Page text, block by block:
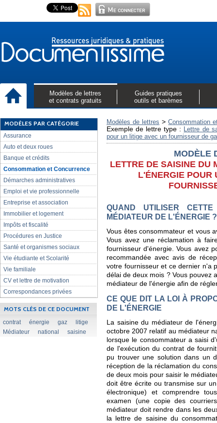
Modèles de lettres
et contrats gratuits
Guides pratiques
outils et barèmes
MODÈLES PAR CATÉGORIE
Assurance
Auto et deux roues
Banque et crédits
Consommation et Concurrence
Démarches administratives
Emploi et vie professionnelle
Entreprise et association
Immobilier et logement
Impôts et fiscalité
Procédures en Justice
Santé et organismes sociaux
Vie étudiante et Scolarité
Vie familiale
CV et lettre de motivation
Correspondances privées
MOTS CLÉS DE CE DOCUMENT
contrat énergie gaz
litige
Médiateur
national saisine
Modèles de lettres >Consommation
Exemple de lettre type : Lettre de
pour un litige avec un fournisseur de
MODÈLE
LETTRE DE SAISINE DU
L'ÉNERGIE POUR
QUAND UTILISER
MÉDIATEUR DE L'ÉNERGIE ?
Vous êtes consommateur et vous
Vous avez une réclamation à
fournisseur d'énergie. Vous avez
recommandée avec avis de
votre fournisseur et ce dernier n'a
délai de deux mois ? Vous pouvez
médiateur de l'énergie afin de
CE QUE DIT LA LOI À
DE L'ÉNERGIE
La saisine du médiateur de
octobre 2007 relatif au médiateur
lorsque le consommateur a saisi
de l'exécution du contrat de
pu trouver une solution dans un
réception de la réclamation du
de deux mois pour saisir le
doit être écrite ou transmise sur
électronique) et comprendre
examen (une copie des
médiateur doit rendre dans les
la lettre de saisine du